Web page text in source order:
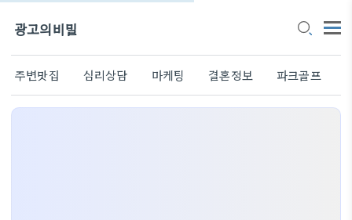
광고의비밀
주변맛집 심리상담 마케팅 결혼정보 파크골프